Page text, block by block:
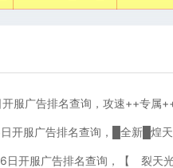
服广告排名查询，攻速++专属
开服广告排名查询，█全新█煌天
开服广告排名查询，【 裂天